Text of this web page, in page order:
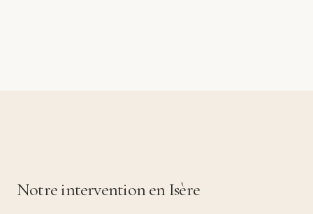
Notre intervention en Isère